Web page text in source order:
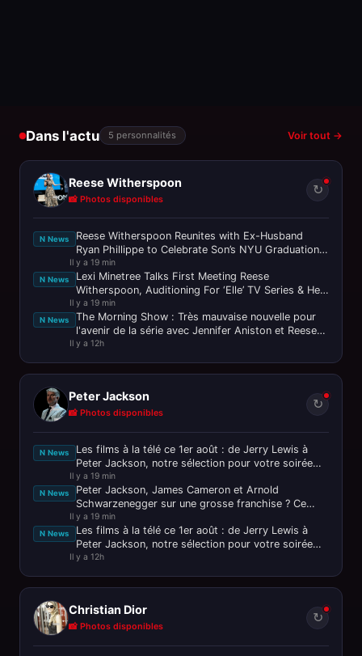
Dans l'actu 5 personnalités Voir tout →
Reese Witherspoon
📸 Photos disponibles
↻
N News
Reese Witherspoon Reunites with Ex-Husband
Ryan Phillippe to Celebrate Son’s NYU Graduation!
- IMDb
Il y a 19 min
N News
Lexi Minetree Talks First Meeting Reese
Witherspoon, Auditioning For ‘Elle’ TV Series & Her
Portrayal of Iconic ‘Legally
Il y a 19 min
N News
The Morning Show : Très mauvaise nouvelle pour
l'avenir de la série avec Jennifer Aniston et Reese
Witherspoon
Il y a 12h
Peter Jackson
📸 Photos disponibles
↻
N News
Les films à la télé ce 1er août : de Jerry Lewis à
Peter Jackson, notre sélection pour votre soirée
ciné
Il y a 19 min
N News
Peter Jackson, James Cameron et Arnold
Schwarzenegger sur une grosse franchise ? Ce
n’est pas passé loin !
Il y a 19 min
N News
Les films à la télé ce 1er août : de Jerry Lewis à
Peter Jackson, notre sélection pour votre soirée
ciné
Il y a 12h
Christian Dior
📸 Photos disponibles
↻